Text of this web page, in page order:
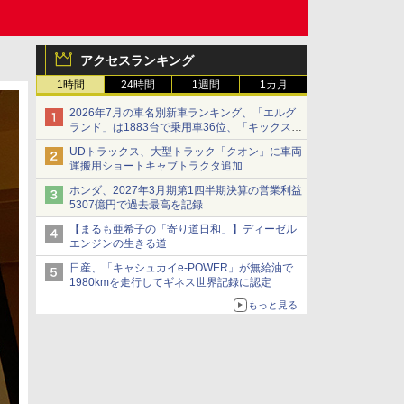
アクセスランキング
1時間 24時間 1週間 1カ月
2026年7月の車名別新車ランキング、「エルグ
ランド」は1883台で乗用車36位、「キックス」
は2591台で27位に
UDトラックス、大型トラック「クオン」に車両
運搬用ショートキャブトラクタ追加
ホンダ、2027年3月期第1四半期決算の営業利益
5307億円で過去最高を記録
【まるも亜希子の「寄り道日和」】ディーゼル
エンジンの生きる道
日産、「キャシュカイe-POWER」が無給油で
1980kmを走行してギネス世界記録に認定
もっと見る